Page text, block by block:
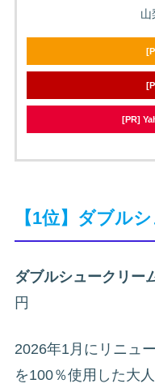
山
[PR]
【1位】ダブル
ダブルシュークリー
円
2026年1月にリニュ
を100％使用した大